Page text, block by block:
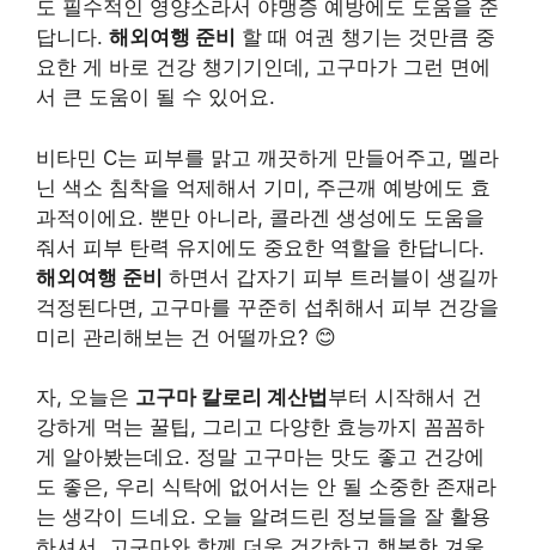
도 필수적인 영양소라서 야맹증 예방에도 도움을 준
답니다. 해외여행 준비
할 때 여권 챙기는 것만큼 중
요한 게 바로 건강 챙기기인데, 고구마가 그런 면에
서 큰 도움이 될 수 있어요.
비타민 C는 피부를 맑고 깨끗하게 만들어주고, 멜라
닌 색소 침착을 억제해서 기미, 주근깨 예방에도 효
과적이에요. 뿐만 아니라, 콜라겐 생성에도 도움을
줘서 피부 탄력 유지에도 중요한 역할을 한답니다.
해외여행 준비 하면서 갑자기 피부 트러블이 생길까
걱정된다면, 고구마를 꾸준히 섭취해서 피부 건강을
미리 관리해보는 건 어떨까요? 😊
자, 오늘은 고구마 칼로리 계산법 부터 시작해서 건
강하게 먹는 꿀팁, 그리고 다양한 효능까지 꼼꼼하
게 알아봤는데요. 정말 고구마는 맛도 좋고 건강에
도 좋은, 우리 식탁에 없어서는 안 될 소중한 존재라
는 생각이 드네요. 오늘 알려드린 정보들을 잘 활용